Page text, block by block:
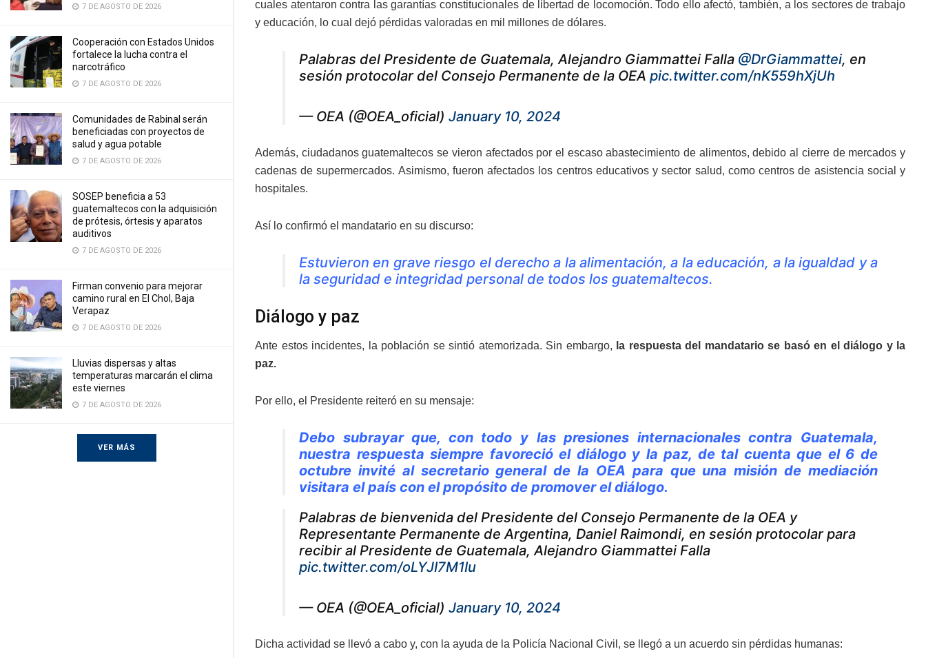
7 DE AGOSTO DE 2026
Cooperación con Estados Unidos
fortalece la lucha contra el
narcotráfico
7 DE AGOSTO DE 2026
Comunidades de Rabinal serán
beneficiadas con proyectos de
salud y agua potable
7 DE AGOSTO DE 2026
SOSEP beneficia a 53
guatemaltecos con la adquisición
de prótesis, órtesis y aparatos
auditivos
7 DE AGOSTO DE 2026
Firman convenio para mejorar
camino rural en El Chol, Baja
Verapaz
7 DE AGOSTO DE 2026
Lluvias dispersas y altas
temperaturas marcarán el clima
este viernes
7 DE AGOSTO DE 2026
VER MÁS
cuales atentaron contra las garantías constitucionales de libertad de locomoción. Todo ello afectó, también, a los sectores de trabajo
y educación, lo cual dejó pérdidas valoradas en mil millones de dólares.
Palabras del Presidente de Guatemala, Alejandro Giammattei Falla @DrGiammattei, en
sesión protocolar del Consejo Permanente de la OEA pic.twitter.com/nK559hXjUh
— OEA (@OEA_oficial) January 10, 2024
Además, ciudadanos guatemaltecos se vieron afectados por el escaso abastecimiento de alimentos, debido al cierre de mercados y
cadenas de supermercados. Asimismo, fueron afectados los centros educativos y sector salud, como centros de asistencia social y
hospitales.
Así lo confirmó el mandatario en su discurso:
Estuvieron en grave riesgo el derecho a la alimentación, a la educación, a la igualdad y a
la seguridad e integridad personal de todos los guatemaltecos.
Diálogo y paz
Ante estos incidentes, la población se sintió atemorizada. Sin embargo, la respuesta del mandatario se basó en el diálogo y la
paz.
Por ello, el Presidente reiteró en su mensaje:
Debo subrayar que, con todo y las presiones internacionales contra Guatemala,
nuestra respuesta siempre favoreció el diálogo y la paz, de tal cuenta que el 6 de
octubre invité al secretario general de la OEA para que una misión de mediación
visitara el país con el propósito de promover el diálogo.
Palabras de bienvenida del Presidente del Consejo Permanente de la OEA y
Representante Permanente de Argentina, Daniel Raimondi, en sesión protocolar para
recibir al Presidente de Guatemala, Alejandro Giammattei Falla
pic.twitter.com/oLYJI7M1Iu
— OEA (@OEA_oficial) January 10, 2024
Dicha actividad se llevó a cabo y, con la ayuda de la Policía Nacional Civil, se llegó a un acuerdo sin pérdidas humanas: